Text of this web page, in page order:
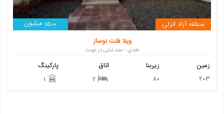
1500 میلیون
منطقه آزاد انزلی
ویلا فلت نوساز
نقدی - سند ثبتی در نوبت
پارکینگ
اتاق
2
زیربنا
80
زمین
203